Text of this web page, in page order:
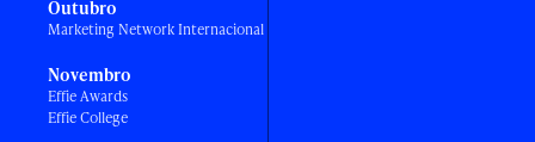
Outubro
Marketing Network Internacional
Novembro
Effie Awards
Effie College